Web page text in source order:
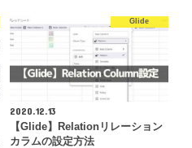
Glide
2020.12.13
【Glide】Relationリレーション
カラムの設定方法